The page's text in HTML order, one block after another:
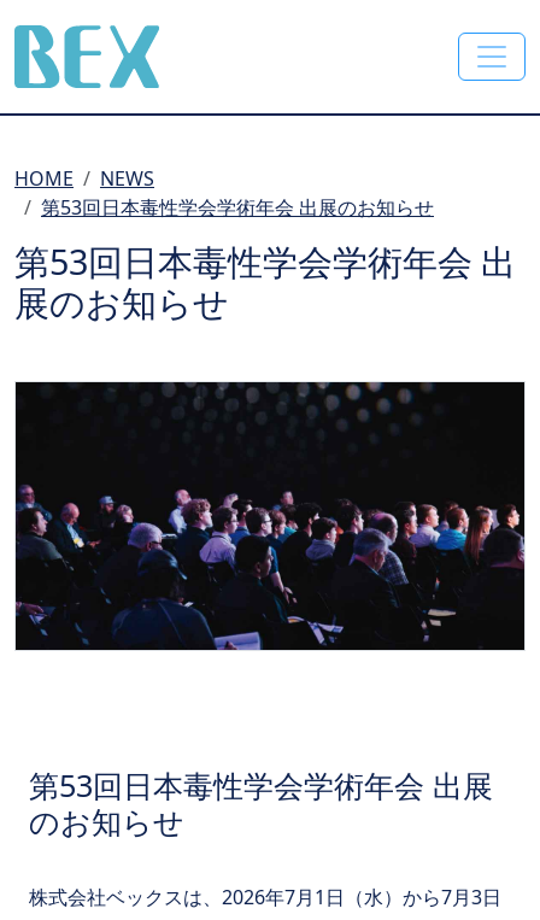
HOME
NEWS
第53回日本毒性学会学術年会 出展のお知らせ
第53回日本毒性学会学術年会 出
展のお知らせ
第53回日本毒性学会学術年会 出展
のお知らせ
株式会社ベックスは、2026年7月1日（水）から7月3日